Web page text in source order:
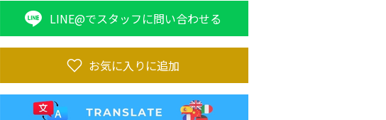
LINE@でスタッフに問い合わせる
お気に入りに追加